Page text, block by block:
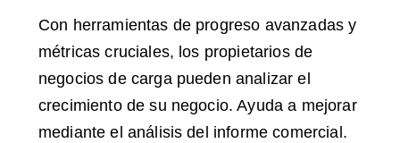
Con herramientas de progreso avanzadas y
métricas cruciales, los propietarios de
negocios de carga pueden analizar el
crecimiento de su negocio. Ayuda a mejorar
mediante el análisis del informe comercial.